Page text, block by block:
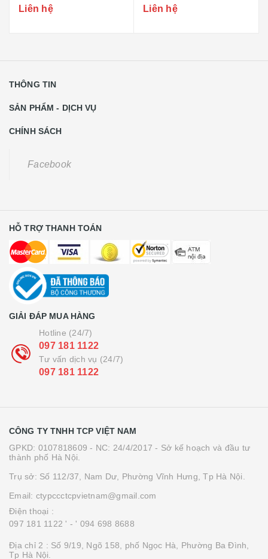
ABC8 (BỘ CÔNG AN)
Liên hệ
(TEM BỘ CÔNG AN)
Liên hệ
THÔNG TIN
SẢN PHẨM - DỊCH VỤ
CHÍNH SÁCH
Facebook
HỖ TRỢ THANH TOÁN
GIẢI ĐÁP MUA HÀNG
Hotline (24/7)
097 181 1122
Tư vấn dịch vụ (24/7)
097 181 1122
CÔNG TY TNHH TCP VIỆT NAM
GPKD: 0107818609 - NC: 24/4/2017 - Sở kế hoạch và đầu tư
thành phố Hà Nội.
Trụ sở: Số 112/37, Nam Dư, Phường Vĩnh Hưng, Tp Hà Nội.
Email: ctypccctcpvietnam@gmail.com
Điện thoại :
097 181 1122 ' - ' 094 698 8688
Địa chỉ 2 : Số 9/19, Ngõ 158, phố Ngọc Hà, Phường Ba Đình,
Tp Hà Nội.